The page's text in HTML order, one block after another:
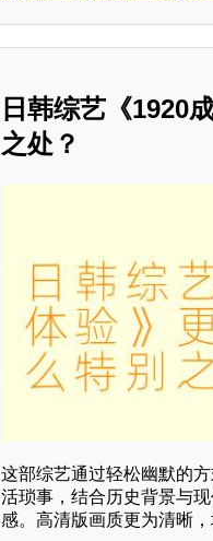
日韩综艺《1920
之处？
这部综艺通过轻松幽默的
活琐事，结合历史背景与
感。高清版画质更为清晰，